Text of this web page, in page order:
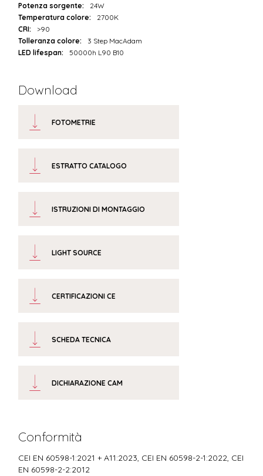
Potenza sorgente:
24W
Temperatura colore:
2700K
CRI:
>90
Tolleranza colore:
3 Step MacAdam
LED lifespan:
50000h L90 B10
Download
FOTOMETRIE
ESTRATTO CATALOGO
ISTRUZIONI DI MONTAGGIO
LIGHT SOURCE
CERTIFICAZIONI CE
SCHEDA TECNICA
DICHIARAZIONE CAM
Conformità
CEI EN 60598-1:2021 + A11:2023, CEI EN 60598-2-1:2022, CEI
EN 60598-2-2:2012